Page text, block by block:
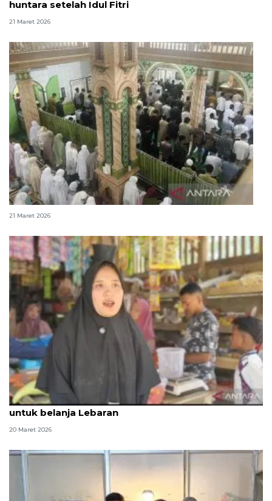
huntara setelah Idul Fitri
21 Maret 2026
Salat Id digelar di tengah jejak sisa banjir di Agam
21 Maret 2026
Penyintas seberang sungai dan tempu jalur darat
untuk belanja Lebaran
20 Maret 2026